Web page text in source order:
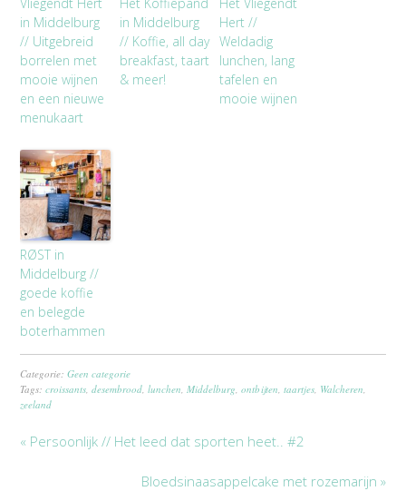
in Middelburg
// Uitgebreid
borrelen met
mooie wijnen
en een nieuwe
menukaart
in Middelburg
// Koffie, all day
breakfast, taart
& meer!
Hert //
Weldadig
lunchen, lang
tafelen en
mooie wijnen
RØST in
Middelburg //
goede koffie
en belegde
boterhammen
Categorie:Geen categorie
Tags:croissants ,desembrood ,lunchen ,Middelburg ,ontbijten ,taartjes Walcheren
zeeland
« Persoonlijk // Het leed dat sporten heet.. #2
Bloedsinaasappelcake met rozemarijn »